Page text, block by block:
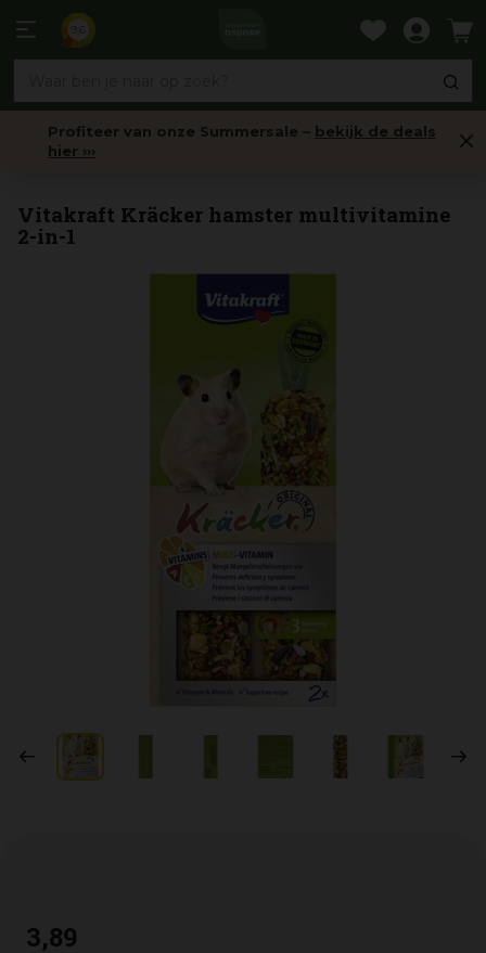
naar
Profiteer van onze Summersale – bekijk de deals
hier ›››
Vitakraft Kräcker hamster multivitamine
2-in-1
3,89